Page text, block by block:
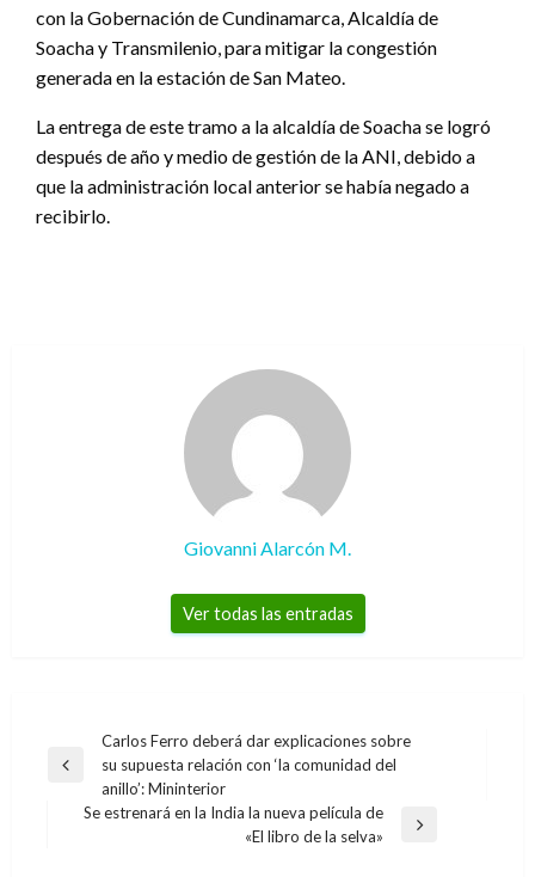
con la Gobernación de Cundinamarca, Alcaldía de
Soacha y Transmilenio, para mitigar la congestión
generada en la estación de San Mateo.
La entrega de este tramo a la alcaldía de Soacha se logró
después de año y medio de gestión de la ANI, debido a
que la administración local anterior se había negado a
recibirlo.
Giovanni Alarcón M.
Ver todas las entradas
Navegación
de
entradas
Entrada
anterior
Carlos Ferro deberá dar explicaciones sobre
su supuesta relación con ‘la comunidad del
anillo’: Mininterior
Se estrenará en la India la nueva película de
«El libro de la selva»